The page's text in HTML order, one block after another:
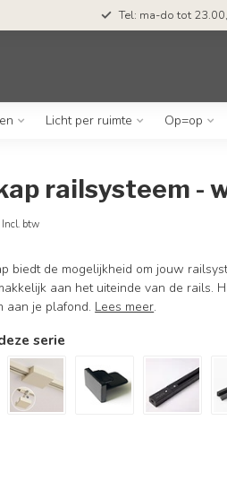
Tel: ma-do tot
Licht per ruimte Op=op
railsysteem -
Incl. btw
biedt de mogelijkheid om jouw
aan het uiteinde van de rails.
aan je plafond. Lees meer.
serie